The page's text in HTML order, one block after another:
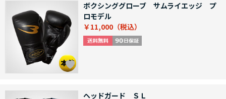
ボクシンググローブ サムライエッジ プ
ロモデル
￥11,000
ヘッドガード ＳＬ